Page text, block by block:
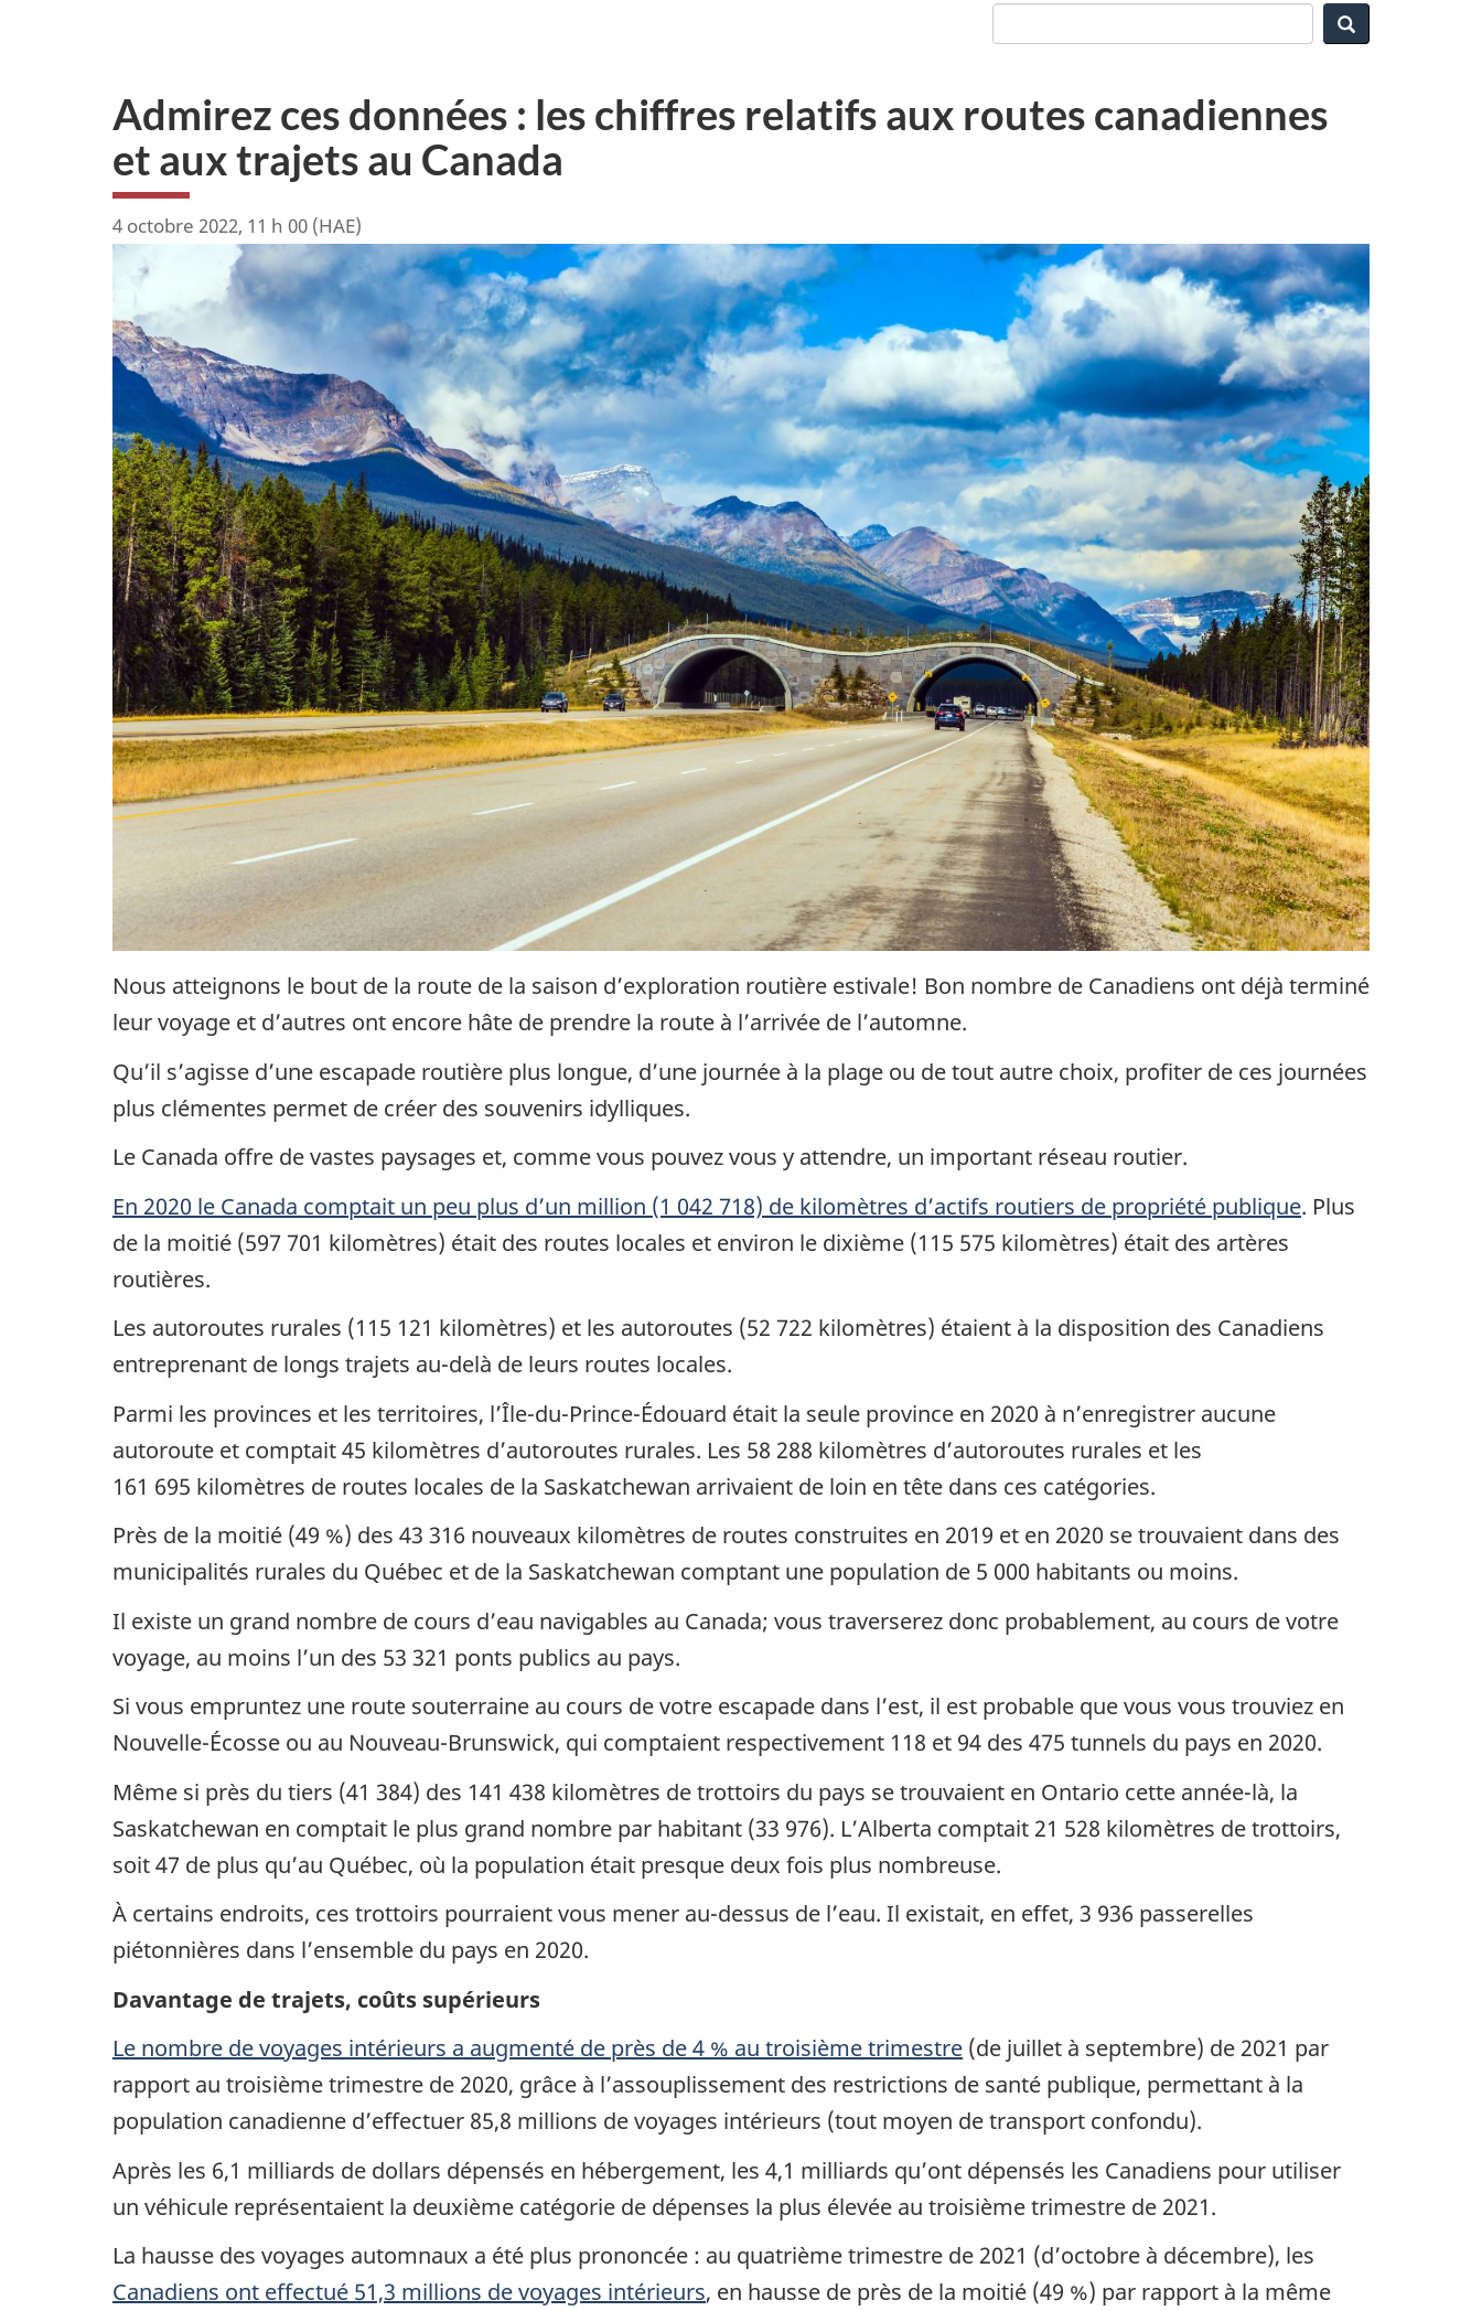
Admirez ces données : les chiffres relatifs aux routes canadiennes
et aux trajets au Canada
4 octobre 2022, 11 h 00 (HAE)
Nous atteignons le bout de la route de la saison d’exploration routière estivale! Bon nombre de Canadiens ont déjà terminé
leur voyage et d’autres ont encore hâte de prendre la route à l’arrivée de l’automne.
Qu’il s’agisse d’une escapade routière plus longue, d’une journée à la plage ou de tout autre choix, profiter de ces journées
plus clémentes permet de créer des souvenirs idylliques.
Le Canada offre de vastes paysages et, comme vous pouvez vous y attendre, un important réseau routier.
En 2020 le Canada comptait un peu plus d’un million (1 042 718) de kilomètres d’actifs routiers de propriété publique. Plus
de la moitié (597 701 kilomètres) était des routes locales et environ le dixième (115 575 kilomètres) était des artères
routières.
Les autoroutes rurales (115 121 kilomètres) et les autoroutes (52 722 kilomètres) étaient à la disposition des Canadiens
entreprenant de longs trajets au-delà de leurs routes locales.
Parmi les provinces et les territoires, l’Île-du-Prince-Édouard était la seule province en 2020 à n’enregistrer aucune
autoroute et comptait 45 kilomètres d’autoroutes rurales. Les 58 288 kilomètres d’autoroutes rurales et les
161 695 kilomètres de routes locales de la Saskatchewan arrivaient de loin en tête dans ces catégories.
Près de la moitié (49 %) des 43 316 nouveaux kilomètres de routes construites en 2019 et en 2020 se trouvaient dans des
municipalités rurales du Québec et de la Saskatchewan comptant une population de 5 000 habitants ou moins.
Il existe un grand nombre de cours d’eau navigables au Canada; vous traverserez donc probablement, au cours de votre
voyage, au moins l’un des 53 321 ponts publics au pays.
Si vous empruntez une route souterraine au cours de votre escapade dans l’est, il est probable que vous vous trouviez en
Nouvelle-Écosse ou au Nouveau-Brunswick, qui comptaient respectivement 118 et 94 des 475 tunnels du pays en 2020.
Même si près du tiers (41 384) des 141 438 kilomètres de trottoirs du pays se trouvaient en Ontario cette année-là, la
Saskatchewan en comptait le plus grand nombre par habitant (33 976). L’Alberta comptait 21 528 kilomètres de trottoirs,
soit 47 de plus qu’au Québec, où la population était presque deux fois plus nombreuse.
À certains endroits, ces trottoirs pourraient vous mener au-dessus de l’eau. Il existait, en effet, 3 936 passerelles
piétonnières dans l’ensemble du pays en 2020.
Davantage de trajets, coûts supérieurs
Le nombre de voyages intérieurs a augmenté de près de 4 % au troisième trimestre (de juillet à septembre) de 2021 par
rapport au troisième trimestre de 2020, grâce à l’assouplissement des restrictions de santé publique, permettant à la
population canadienne d’effectuer 85,8 millions de voyages intérieurs (tout moyen de transport confondu).
Après les 6,1 milliards de dollars dépensés en hébergement, les 4,1 milliards qu’ont dépensés les Canadiens pour utiliser
un véhicule représentaient la deuxième catégorie de dépenses la plus élevée au troisième trimestre de 2021.
La hausse des voyages automnaux a été plus prononcée : au quatrième trimestre de 2021 (d’octobre à décembre), les
Canadiens ont effectué 51,3 millions de voyages intérieurs, en hausse de près de la moitié (49 %) par rapport à la même